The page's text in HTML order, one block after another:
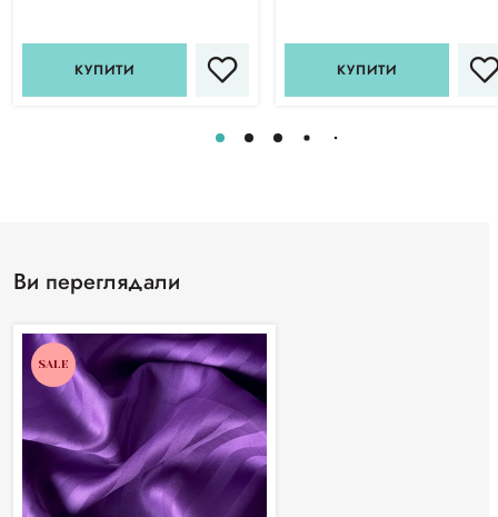
КУПИТИ КУПИТИ
Ви переглядали
SALE